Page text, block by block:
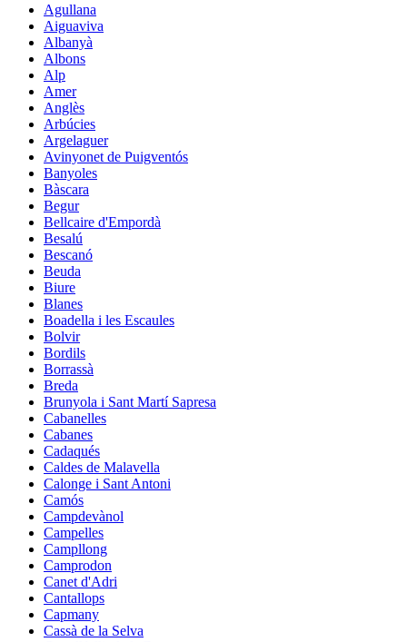
Agullana
Aiguaviva
Albanyà
Albons
Alp
Amer
Anglès
Arbúcies
Argelaguer
Avinyonet de Puigventós
Banyoles
Bàscara
Begur
Bellcaire d'Empordà
Besalú
Bescanó
Beuda
Biure
Blanes
Boadella i les Escaules
Bolvir
Bordils
Borrassà
Breda
Brunyola i Sant Martí Sapresa
Cabanelles
Cabanes
Cadaqués
Caldes de Malavella
Calonge i Sant Antoni
Camós
Campdevànol
Campelles
Campllong
Camprodon
Canet d'Adri
Cantallops
Capmany
Cassà de la Selva